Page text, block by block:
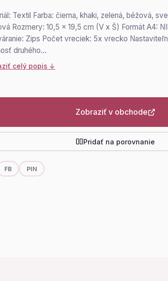
Textil Farba: čierna, khaki, zelená, béžová,
Rozmery: 10,5 x 19,5 cm (V x Š) Formát A4:
Zips Počet vreciek: 5x vrecko
druhého…
celý popis ↓
Zobraziť v obchode
Pridať na porovnanie
FB PIN